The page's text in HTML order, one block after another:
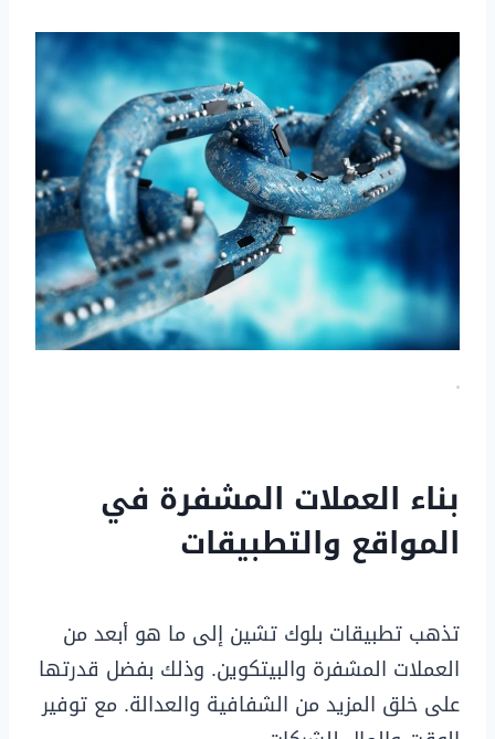
بناء العملات المشفرة في
المواقع والتطبيقات
تذهب تطبيقات بلوك تشين إلى ما هو أبعد من
العملات المشفرة والبيتكوين. وذلك بفضل قدرتها
على خلق المزيد من الشفافية والعدالة. مع توفير